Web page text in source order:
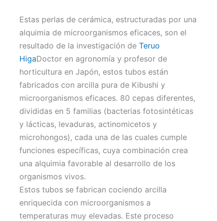
Estas perlas de cerámica, estructuradas por una
alquimia de microorganismos eficaces, son el
resultado de la investigación de Teruo
HigaDoctor en agronomía y profesor de
horticultura en Japón, estos tubos están
fabricados con arcilla pura de Kibushi y
microorganismos eficaces. 80 cepas diferentes,
divididas en 5 familias (bacterias fotosintéticas
y lácticas, levaduras, actinomicetos y
microhongos), cada una de las cuales cumple
funciones específicas, cuya combinación crea
una alquimia favorable al desarrollo de los
organismos vivos.
Estos tubos se fabrican cociendo arcilla
enriquecida con microorganismos a
temperaturas muy elevadas. Este proceso